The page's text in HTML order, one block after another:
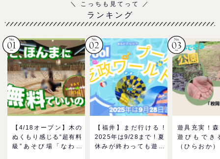
ランキング
【4/18オープン】木の
ぬくもり感じる“超有料
級”あそび場「なわて
【福井】まだ行ける !
2025年は9/28まで ! 夏
休みが終わっても遊べ
遊具充実！
遊びもでき
（ひらおか